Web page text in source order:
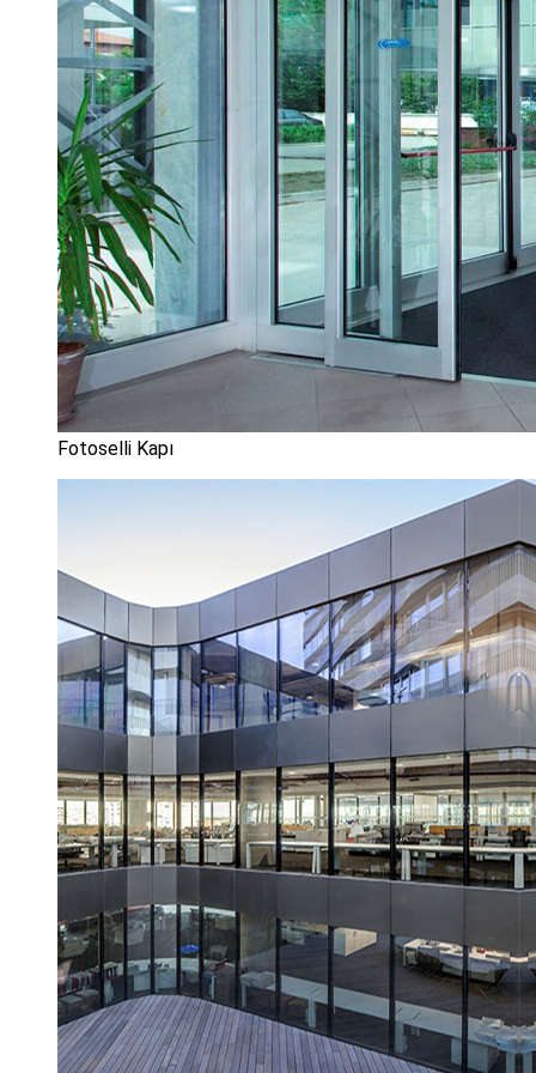
Fotoselli Kapı